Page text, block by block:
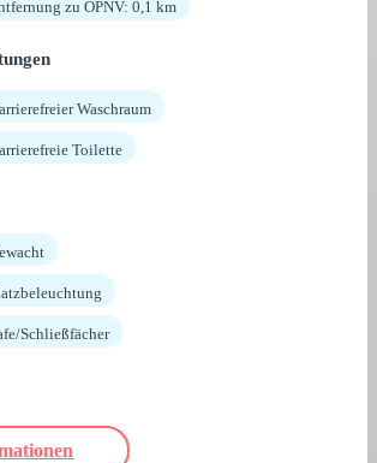
zu ÖPNV: 0,1 km
Waschraum
Toilette
Schließfächer